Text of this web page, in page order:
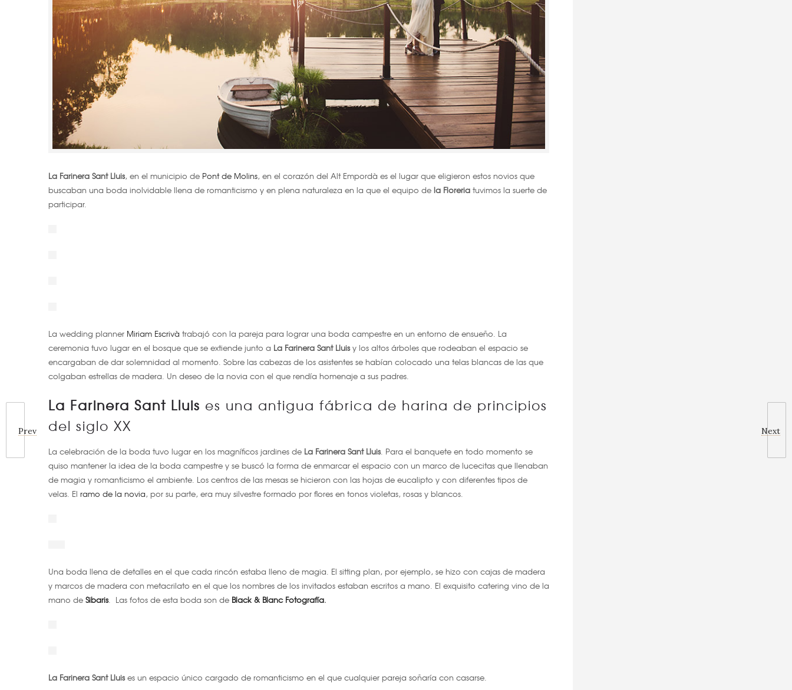
Prev Next
La Farinera Sant Lluis, en el municipio de Pont de Molins, en el corazón del Alt Empordà es el lugar que eligieron estos novios que
buscaban una boda inolvidable llena de romanticismo y en plena naturaleza en la que el equipo de la Floreria tuvimos la suerte de
participar.
La wedding planner Miriam Escrivà trabajó con la pareja para lograr una boda campestre en un entorno de ensueño. La
ceremonia tuvo lugar en el bosque que se extiende junto a La Farinera Sant Lluisy los altos árboles que rodeaban el espacio se
encargaban de dar solemnidad al momento. Sobre las cabezas de los asistentes se habían colocado una telas blancas de las que
colgaban estrellas de madera. Un deseo de la novia con el que rendía homenaje a sus padres.
La Farinera Sant Lluis es una antigua fábrica de harina de principios
del siglo XX
La celebración de la boda tuvo lugar en los magníficos jardines de La Farinera Sant Lluis. Para el banquete en todo momento se
quiso mantener la idea de la boda campestre y se buscó la forma de enmarcar el espacio con un marco de lucecitas que llenaban
de magia y romanticismo el ambiente. Los centros de las mesas se hicieron con las hojas de eucalipto y con diferentes tipos de
velas. El ramo de la novia, por su parte, era muy silvestre formado por flores en tonos violetas, rosas y blancos.
Una boda llena de detalles en el que cada rincón estaba lleno de magia. El sitting plan, por ejemplo, se hizo con cajas de madera
y marcos de madera con metacrilato en el que los nombres de los invitados estaban escritos a mano. El exquisito catering vino de la
mano de Sibaris. Las fotos de esta boda son de Black & Blanc Fotografía.
La Farinera Sant Lluises un espacio único cargado de romanticismo en el que cualquier pareja soñaría con casarse.